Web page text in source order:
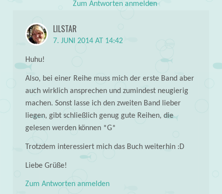
Zum Antworten anmelden
LILSTAR
7. JUNI 2014 AT 14:42
Huhu!
Also, bei einer Reihe muss mich der erste Band aber
auch wirklich ansprechen und zumindest neugierig
machen. Sonst lasse ich den zweiten Band lieber
liegen, gibt schließlich genug gute Reihen, die
gelesen werden können *G*
Trotzdem interessiert mich das Buch weiterhin :D
Liebe Grüße!
Zum Antworten anmelden